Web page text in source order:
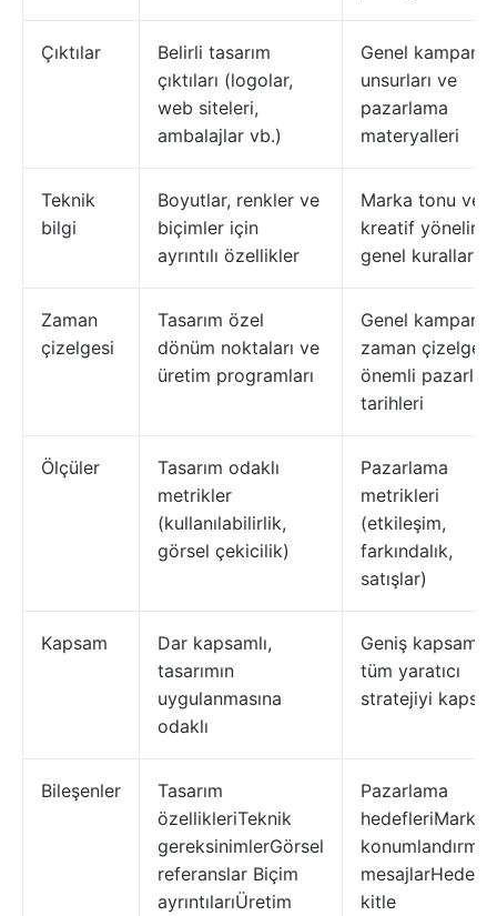
Çıktılar
Belirli tasarım
çıktıları (logolar,
web siteleri,
ambalajlar vb.)
Genel
unsurları ve
pazarlama
materyalleri
Teknik
bilgi
Boyutlar, renkler ve
biçimler için
ayrıntılı özellikler
Marka tonu ve
kreatif yönelim
genel kurallar
Zaman
çizelgesi
Tasarım özel
dönüm noktaları ve
üretim programları
Genel
zaman
önemli
tarihleri
Ölçüler
Tasarım odaklı
metrikler
(kullanılabilirlik,
görsel çekicilik)
Pazarlama
metrikleri
(etkileşim,
farkındalık,
satışlar)
Kapsam
Dar kapsamlı,
tasarımın
uygulanmasına
odaklı
Geniş kapsamlı,
tüm yaratıcı
stratejiyi kapsar
Bileşenler
Tasarım
özellikleriTeknik
gereksinimlerGörsel
referanslar Biçim
ayrıntılarıÜretim
Pazarlama
hedefleriMarka
mesajlarHedef
kitle